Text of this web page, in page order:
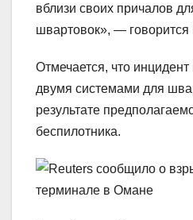
вблизи своих причалов
швартовок», — говорится
Отмечается, что
двумя системами для
результате
беспилотника.